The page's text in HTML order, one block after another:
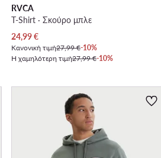
RVCA
T-Shirt · Σκούρο μπλε
Τρέχουσα τιμή
24,99€
Κανονική τιμή27,99 €-10%
Η χαμηλότερη τιμή27,99 €-10%